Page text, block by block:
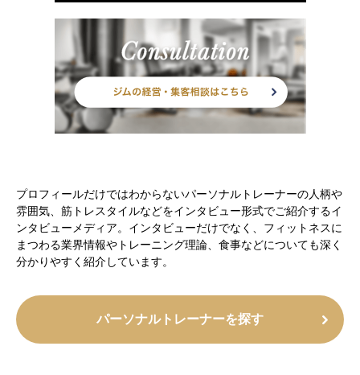
プロフィールだけではわからないパーソナルトレーナーの人柄や
雰囲気、筋トレスタイルなどをインタビュー形式でご紹介するイ
ンタビューメディア。インタビューだけでなく、フィットネスに
まつわる業界情報やトレーニング理論、食事などについても深く
分かりやすく紹介しています。
パーソナルトレーナーを探す